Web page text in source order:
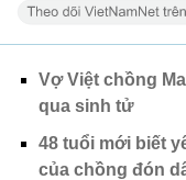
Vợ Việt chồng
qua sinh tử
48 tuổi mới biết
của chồng đón